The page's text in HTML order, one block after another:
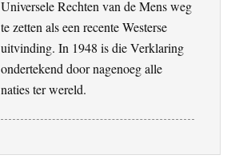
Universele Rechten van de Mens weg
te zetten als een recente Westerse
uitvinding. In 1948 is die Verklaring
ondertekend door nagenoeg alle
naties ter wereld.